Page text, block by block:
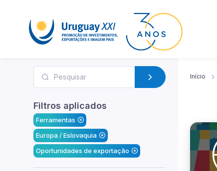
Filtros aplicados
Ferramentas
Europa / Eslovaquia
Oportunidades de exportação
Início